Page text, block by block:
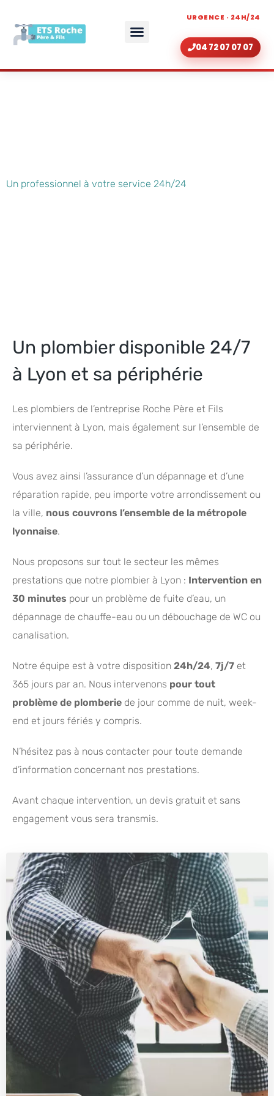
URGENCE · 24H/24
04 72 07 07 07
Un professionnel à votre service 24h/24
Un plombier disponible 24/7
à Lyon et sa périphérie
Les plombiers de l’entreprise Roche Père et Fils
interviennent à Lyon, mais également sur l’ensemble de
sa périphérie.
Vous avez ainsi l’assurance d’un dépannage et d’une
réparation rapide, peu importe votre arrondissement ou
la ville, nous couvrons l’ensemble de la métropole
lyonnaise.
Nous proposons sur tout le secteur les mêmes
prestations que notre plombier à Lyon : Intervention en
30 minutes pour un problème de fuite d’eau, un
dépannage de chauffe-eau ou un débouchage de WC ou
canalisation.
Notre équipe est à votre disposition 24h/24, 7j/7 et
365 jours par an. Nous intervenons pour tout
problème de plomberie de jour comme de nuit, week-
end et jours fériés y compris.
N’hésitez pas à nous contacter pour toute demande
d’information concernant nos prestations.
Avant chaque intervention, un devis gratuit et sans
engagement vous sera transmis.